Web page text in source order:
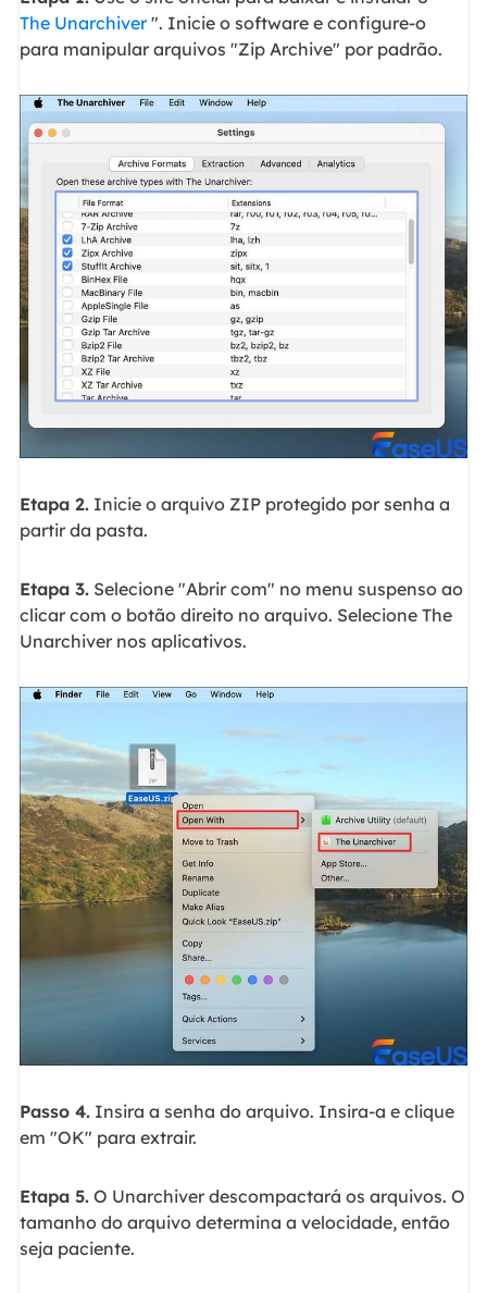
The Unarchiver". Inicie o software e configure-o
para manipular arquivos "Zip Archive" por padrão.
Etapa 2.Inicie o arquivo ZIP protegido por senha a
partir da pasta.
Etapa 3.Selecione "Abrir com" no menu suspenso ao
clicar com o botão direito no arquivo. Selecione The
Unarchiver nos aplicativos.
Passo 4.Insira a senha do arquivo. Insira-a e clique
em "OK" para extrair.
Etapa 5.O Unarchiver descompactará os arquivos. O
tamanho do arquivo determina a velocidade, então
seja paciente.